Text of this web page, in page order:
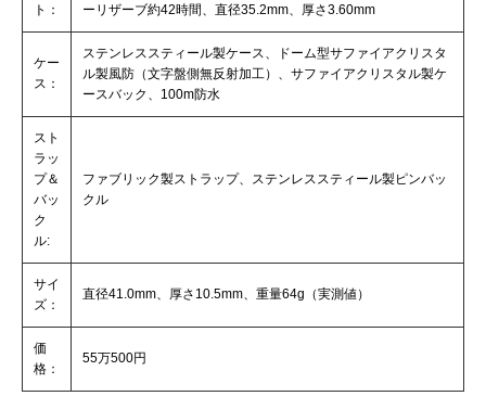
ト：
ーリザーブ約42時間、直径35.2mm、厚さ3.60mm
ケー
ス：
ステンレススティール製ケース、ドーム型サファイアクリスタ
ル製風防（文字盤側無反射加工）、サファイアクリスタル製ケ
ースバック、100m防水
スト
ラッ
プ＆
バッ
ク
ル:
ファブリック製ストラップ、ステンレススティール製ピンバッ
クル
サイ
ズ：
直径41.0mm、厚さ10.5mm、重量64g（実測値）
価
格：
55万500円